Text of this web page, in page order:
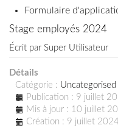
Formulaire
Stage employés 2024
Écrit par Super Utilisateur
Détails
Catégorie : Uncategorised
Publication : 9 juillet
Mis à jour : 10 juillet
Création : 9 juillet 2024